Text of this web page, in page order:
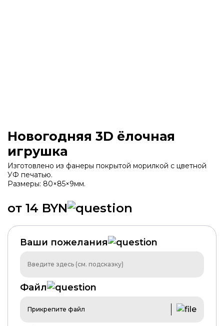
Новогодняя 3D ёлочная
игрушка
Изготовлено из фанеры покрытой морилкой с цветной
УФ печатью.
Размеры: 80×85×9мм.
от 14 BYN
Ваши пожелания
Файл
Прикрепите файл